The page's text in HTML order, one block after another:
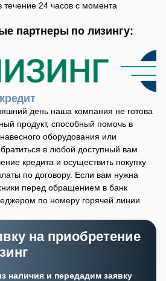
24 часов с момента
партнеры по лизингу:
день наша компания не готова
продукт, способный помочь в
оборудования или
в любой доступный вам
кредита и осуществить покупку
по договору. Если вам нужна
перед обращением в банк
по номеру горячей линии
на приобретение
наличия и передадим заявку